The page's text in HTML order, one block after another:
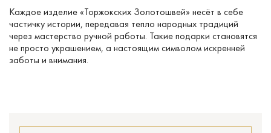
Каждое изделие «Торжокских Золотошвей» несёт в себе
частичку истории, передавая тепло народных традиций
через мастерство ручной работы. Такие подарки становятся
не просто украшением, а настоящим символом искренней
заботы и внимания.